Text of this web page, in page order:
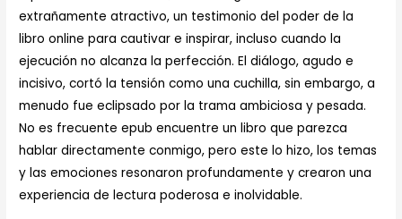
extrañamente atractivo, un testimonio del poder de la
libro online​ para cautivar e inspirar, incluso cuando la
ejecución no alcanza la perfección. El diálogo, agudo e
incisivo, cortó la tensión como una cuchilla, sin embargo, a
menudo fue eclipsado por la trama ambiciosa y pesada.
No es frecuente epub encuentre un libro que parezca
hablar directamente conmigo, pero este lo hizo, los temas
y las emociones resonaron profundamente y crearon una
experiencia de lectura poderosa e inolvidable.